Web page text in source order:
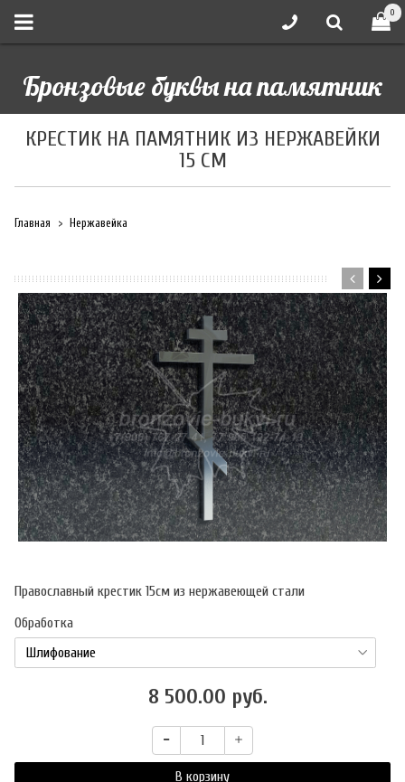
0
Бронзовые буквы на памятник
КРЕСТИК НА ПАМЯТНИК ИЗ НЕРЖАВЕЙКИ
15 СМ
Главная Нержавейка
Православный крестик 15см из нержавеющей стали
Обработка
8 500.00 руб.
В корзину